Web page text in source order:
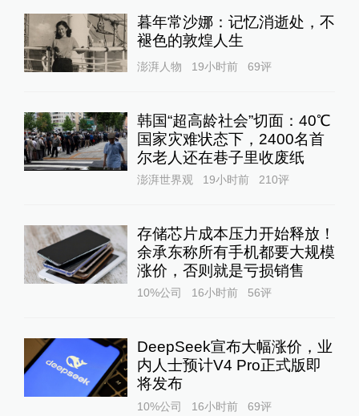
暮年常沙娜：记忆消逝处，不
褪色的敦煌人生
澎湃人物 19小时前 69评
韩国“超高龄社会”切面：40℃
国家灾难状态下，2400名首
尔老人还在巷子里收废纸
澎湃世界观 19小时前 210评
存储芯片成本压力开始释放！
余承东称所有手机都要大规模
涨价，否则就是亏损销售
10%公司 16小时前 56评
DeepSeek宣布大幅涨价，业
内人士预计V4 Pro正式版即
将发布
10%公司 16小时前 69评